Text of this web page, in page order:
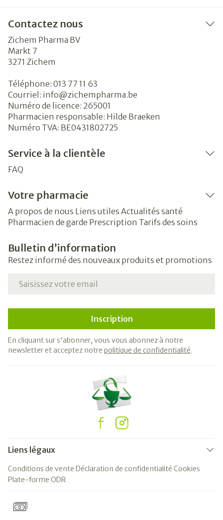
Contactez nous
Zichem Pharma BV
Markt 7
3271 Zichem
Téléphone: 013 77 11 63
Courriel: info@zichempharma.be
Numéro de licence: 265001
Pharmacien responsable: Hilde Braeken
Numéro TVA: BE0431802725
Service à la clientèle
FAQ
Votre pharmacie
A propos de nous Liens utiles Actualités santé
Pharmacien de garde Prescription Tarifs des soins
Bulletin d’information
Restez informé des nouveaux produits et promotions
Adresse mail
Inscription
En cliquant sur s'abonner, vous vous abonnez à notre
newsletter et acceptez notre politique de confidentialité.
Liens légaux
Conditions de vente Déclaration de confidentialité Cookies
Plate-forme ODR